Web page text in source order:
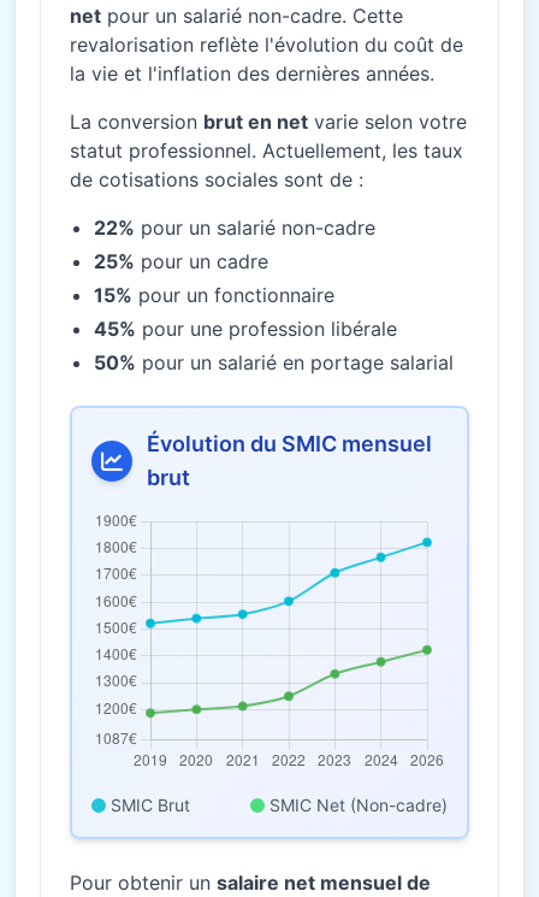
net pour un salarié non-cadre. Cette
revalorisation reflète l'évolution du coût de
la vie et l'inflation des dernières années.
La conversion brut en net varie selon votre
statut professionnel. Actuellement, les taux
de cotisations sociales sont de :
22% pour un salarié non-cadre
25% pour un cadre
15% pour un fonctionnaire
45% pour une profession libérale
50% pour un salarié en portage salarial
Évolution du SMIC mensuel
brut
SMIC Brut SMIC Net (Non-cadre)
Pour obtenir un salaire net mensuel de